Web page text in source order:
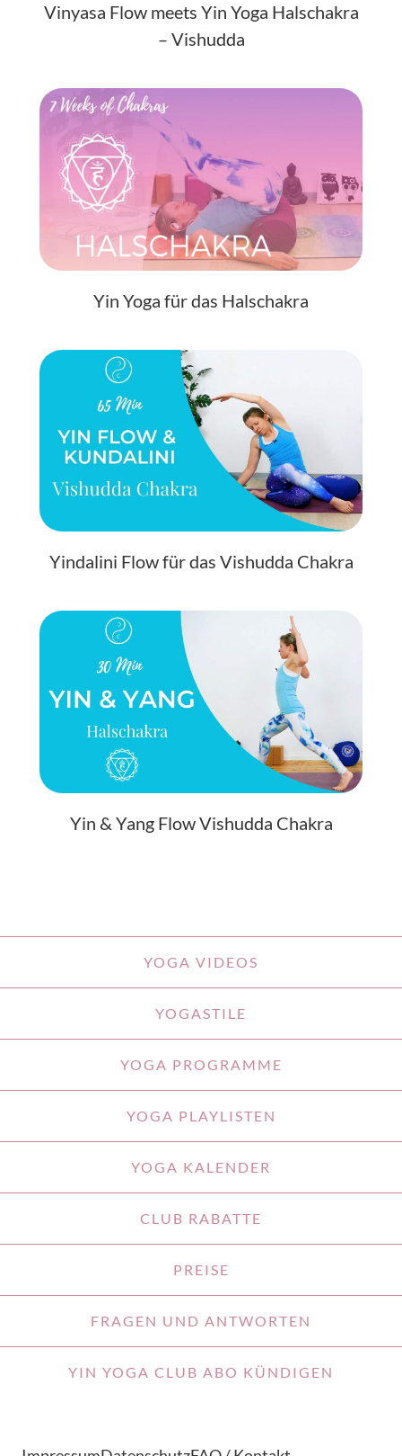
Vinyasa Flow meets Yin Yoga Halschakra
– Vishudda
Yin Yoga für das Halschakra
Yindalini Flow für das Vishudda Chakra
Yin & Yang Flow Vishudda Chakra
YOGA VIDEOS
YOGASTILE
YOGA PROGRAMME
YOGA PLAYLISTEN
YOGA KALENDER
CLUB RABATTE
PREISE
FRAGEN UND ANTWORTEN
YIN YOGA CLUB ABO KÜNDIGEN